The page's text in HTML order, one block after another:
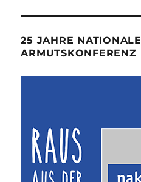
25 JAHRE NATIONALE
ARMUTSKONFERENZ